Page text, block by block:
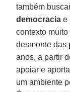
também
democracia e
contexto
desmonte das
anos, a partir
apoiar e
um ambiente